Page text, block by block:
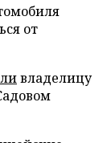
от
владелицу